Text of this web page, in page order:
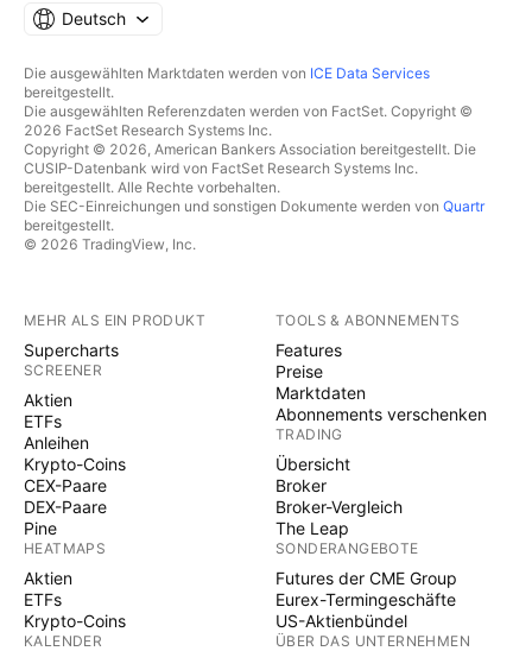
Deutsch
Die ausgewählten Marktdaten werden von ICE Data Services
bereitgestellt.
Die ausgewählten Referenzdaten werden von FactSet. Copyright ©
2026 FactSet Research Systems Inc.
Copyright © 2026, American Bankers Association bereitgestellt. Die
CUSIP-Datenbank wird von FactSet Research Systems Inc.
bereitgestellt. Alle Rechte vorbehalten.
Die SEC-Einreichungen und sonstigen Dokumente werden von Quartr
bereitgestellt.
© 2026 TradingView, Inc.
MEHR ALS EIN PRODUKT
Supercharts
SCREENER
Aktien
ETFs
Anleihen
Krypto-Coins
CEX-Paare
DEX-Paare
Pine
HEATMAPS
Aktien
ETFs
Krypto-Coins
KALENDER
TOOLS & ABONNEMENTS
Features
Preise
Marktdaten
Abonnements verschenken
TRADING
Übersicht
Broker
Broker-Vergleich
The Leap
SONDERANGEBOTE
Futures der CME Group
Eurex-Termingeschäfte
US-Aktienbündel
ÜBER DAS UNTERNEHMEN